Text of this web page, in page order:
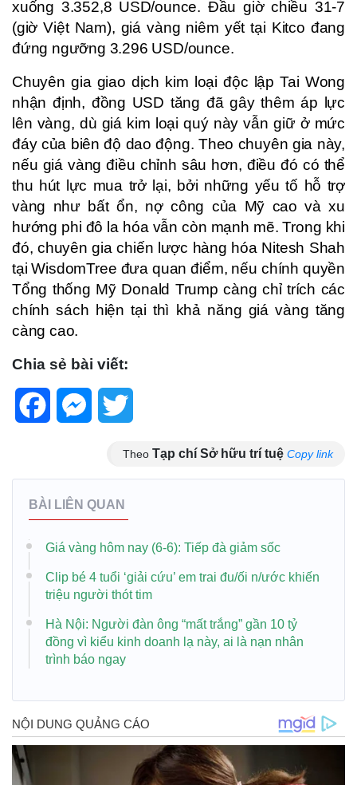
xuống 3.352,8 USD/ounce. Đầu giờ chiều 31-7
(giờ Việt Nam), giá vàng niêm yết tại Kitco đang
đứng ngưỡng 3.296 USD/ounce.
Chuyên gia giao dịch kim loại độc lập Tai Wong
nhận định, đồng USD tăng đã gây thêm áp lực
lên vàng, dù giá kim loại quý này vẫn giữ ở mức
đáy của biên độ dao động. Theo chuyên gia này,
nếu giá vàng điều chỉnh sâu hơn, điều đó có thể
thu hút lực mua trở lại, bởi những yếu tố hỗ trợ
vàng như bất ổn, nợ công của Mỹ cao và xu
hướng phi đô la hóa vẫn còn mạnh mẽ. Trong khi
đó, chuyên gia chiến lược hàng hóa Nitesh Shah
tại WisdomTree đưa quan điểm, nếu chính quyền
Tổng thống Mỹ Donald Trump càng chỉ trích các
chính sách hiện tại thì khả năng giá vàng tăng
càng cao.
Chia sẻ bài viết:
FacebookMessenger
Theo Tạp chí Sở hữu trí tuệ Copy link
BÀI LIÊN QUAN
Giá vàng hôm nay (6-6): Tiếp đà giảm sốc
Clip bé 4 tuổi ‘giải cứu’ em trai đu/ối n/ước khiến
triệu người thót tim
Hà Nội: Người đàn ông “mất trắng” gần 10 tỷ
đồng vì kiểu kinh doanh lạ này, ai là nạn nhân
trình báo ngay